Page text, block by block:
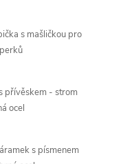
s mašličkou pro
přívěskem - strom
ocel
s písmenem